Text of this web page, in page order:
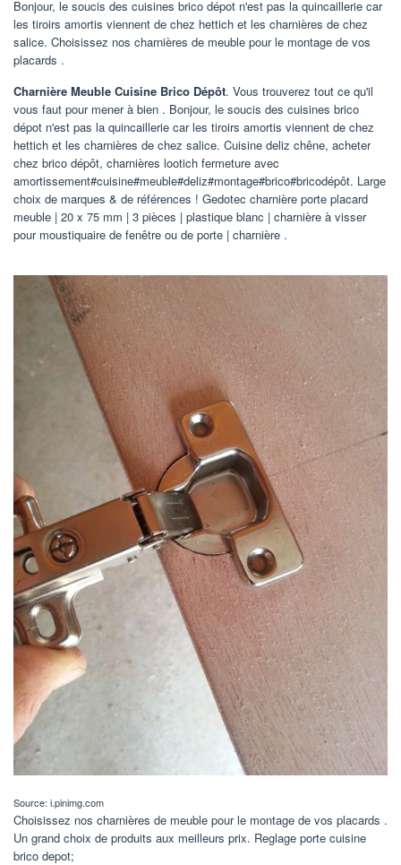
Bonjour, le soucis des cuisines brico dépot n'est pas la quincaillerie car
les tiroirs amortis viennent de chez hettich et les charnières de chez
salice. Choisissez nos charnières de meuble pour le montage de vos
placards .
Charnière Meuble Cuisine Brico Dépôt. Vous trouverez tout ce qu'il
vous faut pour mener à bien . Bonjour, le soucis des cuisines brico
dépot n'est pas la quincaillerie car les tiroirs amortis viennent de chez
hettich et les charnières de chez salice. Cuisine deliz chêne, acheter
chez brico dépôt, charnières lootich fermeture avec
amortissement#cuisine#meuble#deliz#montage#brico#bricodépôt. Large
choix de marques & de références ! Gedotec charnière porte placard
meuble | 20 x 75 mm | 3 pièces | plastique blanc | charnière à visser
pour moustiquaire de fenêtre ou de porte | charnière .
Source: i.pinimg.com
Choisissez nos charnières de meuble pour le montage de vos placards .
Un grand choix de produits aux meilleurs prix. Reglage porte cuisine
brico depot;